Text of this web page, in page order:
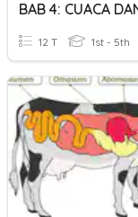
12 T 1st - 5th